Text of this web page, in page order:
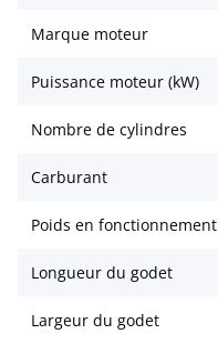
Marque moteur
Puissance moteur (kW)
Nombre de cylindres
Carburant
Poids en fonctionnement
Longueur du godet
Largeur du godet